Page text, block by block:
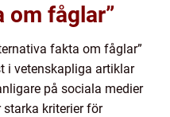
om fåglar”
fakta om fåglar”
i vetenskapliga artiklar
på sociala medier
kriterier för